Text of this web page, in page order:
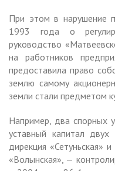
При этом в нарушение
1993 года о
руководство
на работников
предоставила право
землю самому
земли стали предметом
Например, два спорных
уставный капитал
дирекция «Сетуньская»
«Волынская», —